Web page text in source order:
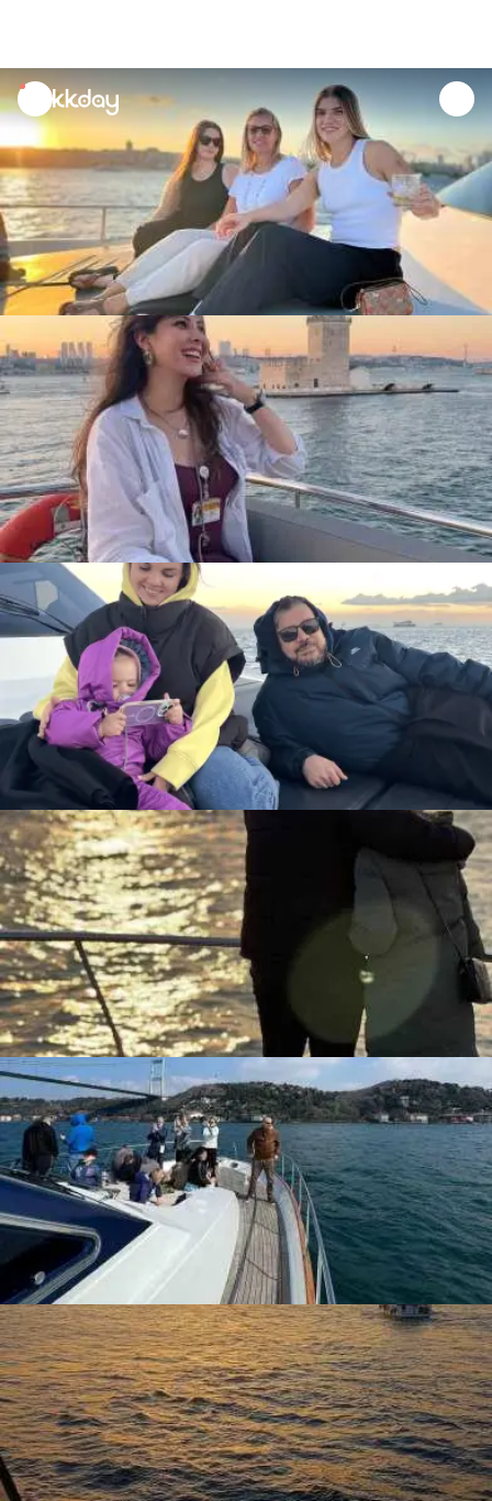
unread
notifications